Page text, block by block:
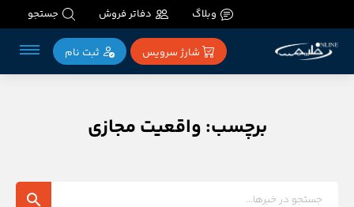
وبلاگ دفاتر فروش جستجو
شارژ سرویس ثبت‌ نام
برچسب: واقعیت مجازی